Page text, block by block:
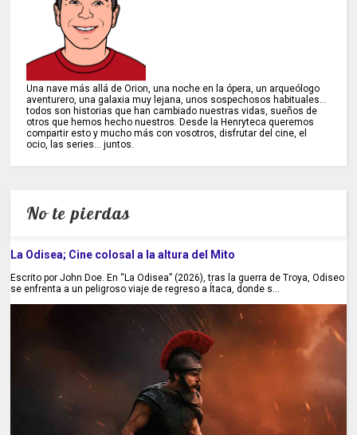
Una nave más allá de Orion, una noche en la ópera, un arqueólogo
aventurero, una galaxia muy lejana, unos sospechosos habituales...
todos son historias que han cambiado nuestras vidas, sueños de
otros que hemos hecho nuestros. Desde la Henryteca queremos
compartir esto y mucho más con vosotros, disfrutar del cine, el
ocio, las series... juntos.
No te pierdas
La Odisea; Cine colosal a la altura del Mito
Escrito por John Doe. En “La Odisea” (2026), tras la guerra de Troya, Odiseo
se enfrenta a un peligroso viaje de regreso a Ítaca, donde s...